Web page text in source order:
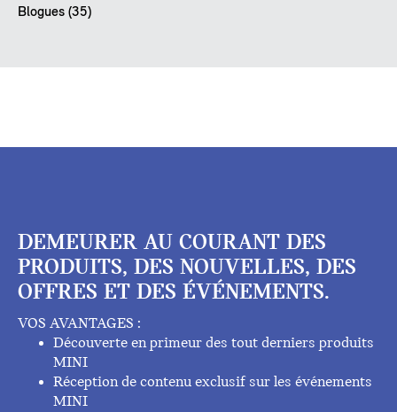
Blogues (35)
DEMEURER AU COURANT DES
PRODUITS, DES NOUVELLES, DES
OFFRES ET DES ÉVÉNEMENTS.
VOS AVANTAGES :
Découverte en primeur des tout derniers produits
MINI
Réception de contenu exclusif sur les événements
MINI